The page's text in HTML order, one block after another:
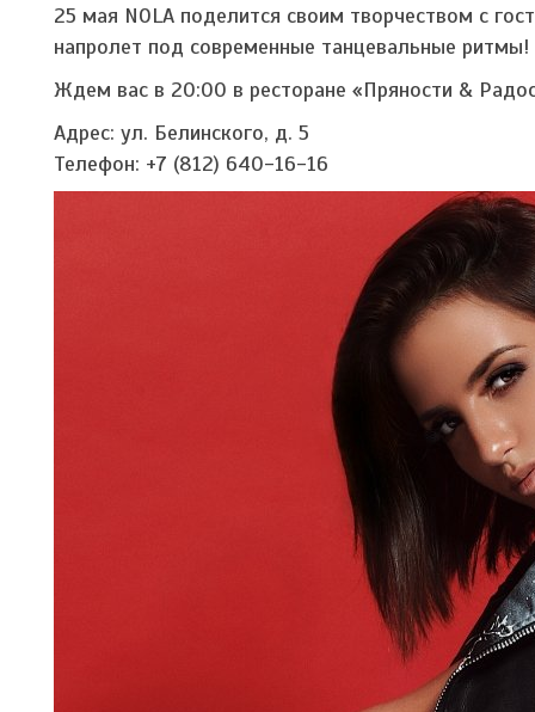
25 мая NOLA поделится своим творчеством с
напролет под современные танцевальные ритмы!
Ждем вас в 20:00 в ресторане «Пряности &
Адрес: ул. Белинского, д. 5
Телефон: +7 (812) 640-16-16